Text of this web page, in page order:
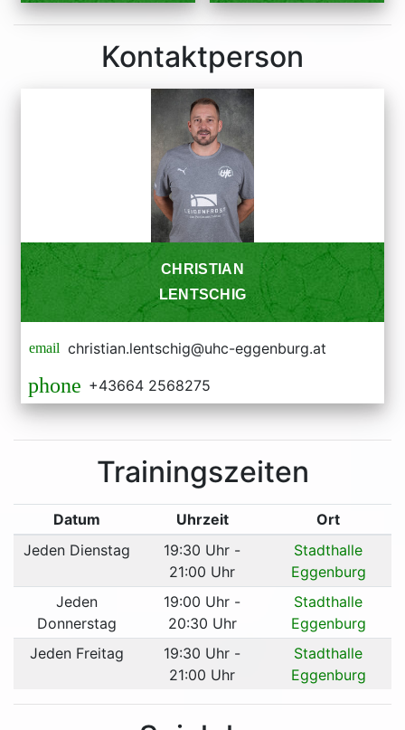
Kontaktperson
CHRISTIAN
LENTSCHIG
email christian.lentschig@uhc-eggenburg.at
phone +43664 2568275
Trainingszeiten
Datum Uhrzeit
Ort
Jeden Dienstag
19:30 Uhr -
21:00 Uhr
Stadthalle
Eggenburg
Jeden
Donnerstag
19:00 Uhr -
20:30 Uhr
Stadthalle
Eggenburg
Jeden Freitag
19:30 Uhr -
21:00 Uhr
Stadthalle
Eggenburg